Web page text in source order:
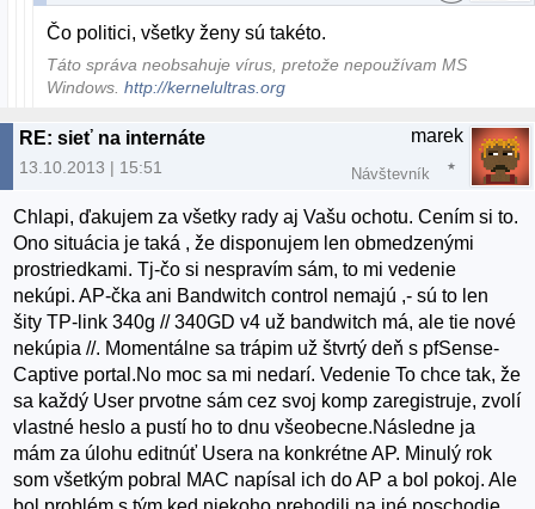
Čo politici, všetky ženy sú takéto.
Táto správa neobsahuje vírus, pretože nepoužívam MS
Windows.http://kernelultras.org
RE: sieť na internáte
13.10.2013 | 15:51
marek
Návštevník
Chlapi, ďakujem za všetky rady aj Vašu ochotu. Cením si to.
Ono situácia je taká , že disponujem len obmedzenými
prostriedkami. Tj-čo si nespravím sám, to mi vedenie
nekúpi. AP-čka ani Bandwitch control nemajú ,- sú to len
šity TP-link 340g // 340GD v4 už bandwitch má, ale tie nové
nekúpia //. Momentálne sa trápim už štvrtý deň s pfSense-
Captive portal.No moc sa mi nedarí. Vedenie To chce tak, že
sa každý User prvotne sám cez svoj komp zaregistruje, zvolí
vlastné heslo a pustí ho to dnu všeobecne.Následne ja
mám za úlohu editnúť Usera na konkrétne AP. Minulý rok
som všetkým pobral MAC napísal ich do AP a bol pokoj. Ale